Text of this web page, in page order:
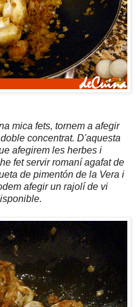
mica fets, tornem a afegir
concentrat. D'aquesta
afegirem les herbes i
fet servir romaní agafat de
de pimentón de la Vera i
afegir un rajolí de vi